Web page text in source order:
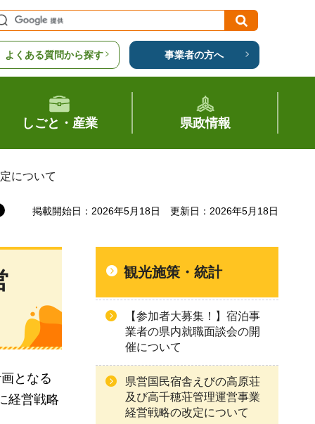
よくある質問から探す 事業者の方へ
しごと・産業 県政情報
について
掲載開始日：2026年5月18日 更新日：2026年5月18日
となる
経営戦略
観光施策・統計
【参加者大募集！】宿泊事
業者の県内就職面談会の開
催について
県営国民宿舎えびの高原荘
及び高千穂荘管理運営事業
経営戦略の改定について